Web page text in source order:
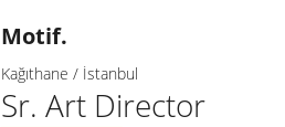
Motif.
Kağıthane / İstanbul
Sr. Art Director